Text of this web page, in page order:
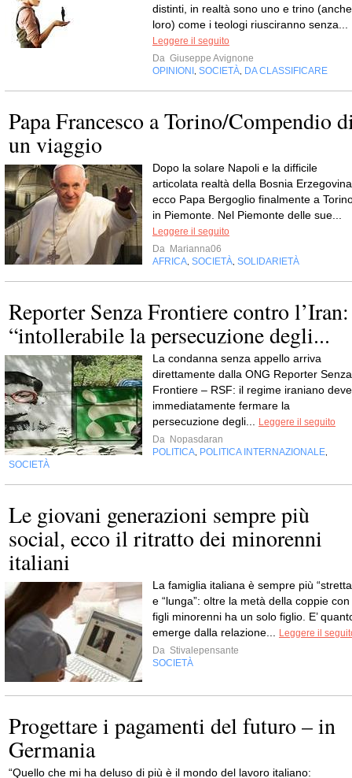
distinti, in realtà sono uno e trino (anche
loro) come i teologi riusciranno senza...
Leggere il seguito
Da Giuseppe Avignone
OPINIONI
SOCIETÀ DA CLASSIFICARE
Papa Francesco a Torino/Compendio
un viaggio
Dopo la solare Napoli e la difficile
articolata realtà della Bosnia
ecco Papa Bergoglio finalmente a
in Piemonte. Nel Piemonte delle sue...
Leggere il seguito
Da Marianna06
AFRICA SOCIETÀ SOLIDARIETÀ
Reporter Senza Frontiere contro l’Iran:
“intollerabile la persecuzione degli...
La condanna senza appello arriva
direttamente dalla ONG Reporter Senza
Frontiere – RSF: il regime iraniano deve
immediatamente fermare la
persecuzione degli...
Leggere il seguito
Da Nopasdaran
POLITICA POLITICA INTERNAZIONALE
SOCIETÀ
Le giovani generazioni sempre più
social, ecco il ritratto dei minorenni
italiani
La famiglia italiana è sempre più
e “lunga”: oltre la metà della coppie con
figli minorenni ha un solo figlio. E’
emerge dalla relazione...
Leggere il
Da Stivalepensante
SOCIETÀ
Progettare i pagamenti del futuro – in
Germania
“Quello che mi ha deluso di più è il mondo del lavoro italiano: